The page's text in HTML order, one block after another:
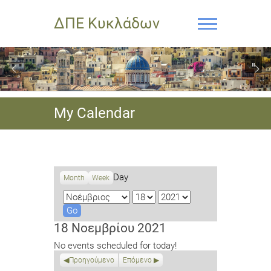
ΔΠΕ Κυκλάδων
My Calendar
Month Week Day
M
o
n
h
D
y
Y
a
18 Νοεμβρίου 2021
No events scheduled for today!
Προηγούμενο Επόμενο